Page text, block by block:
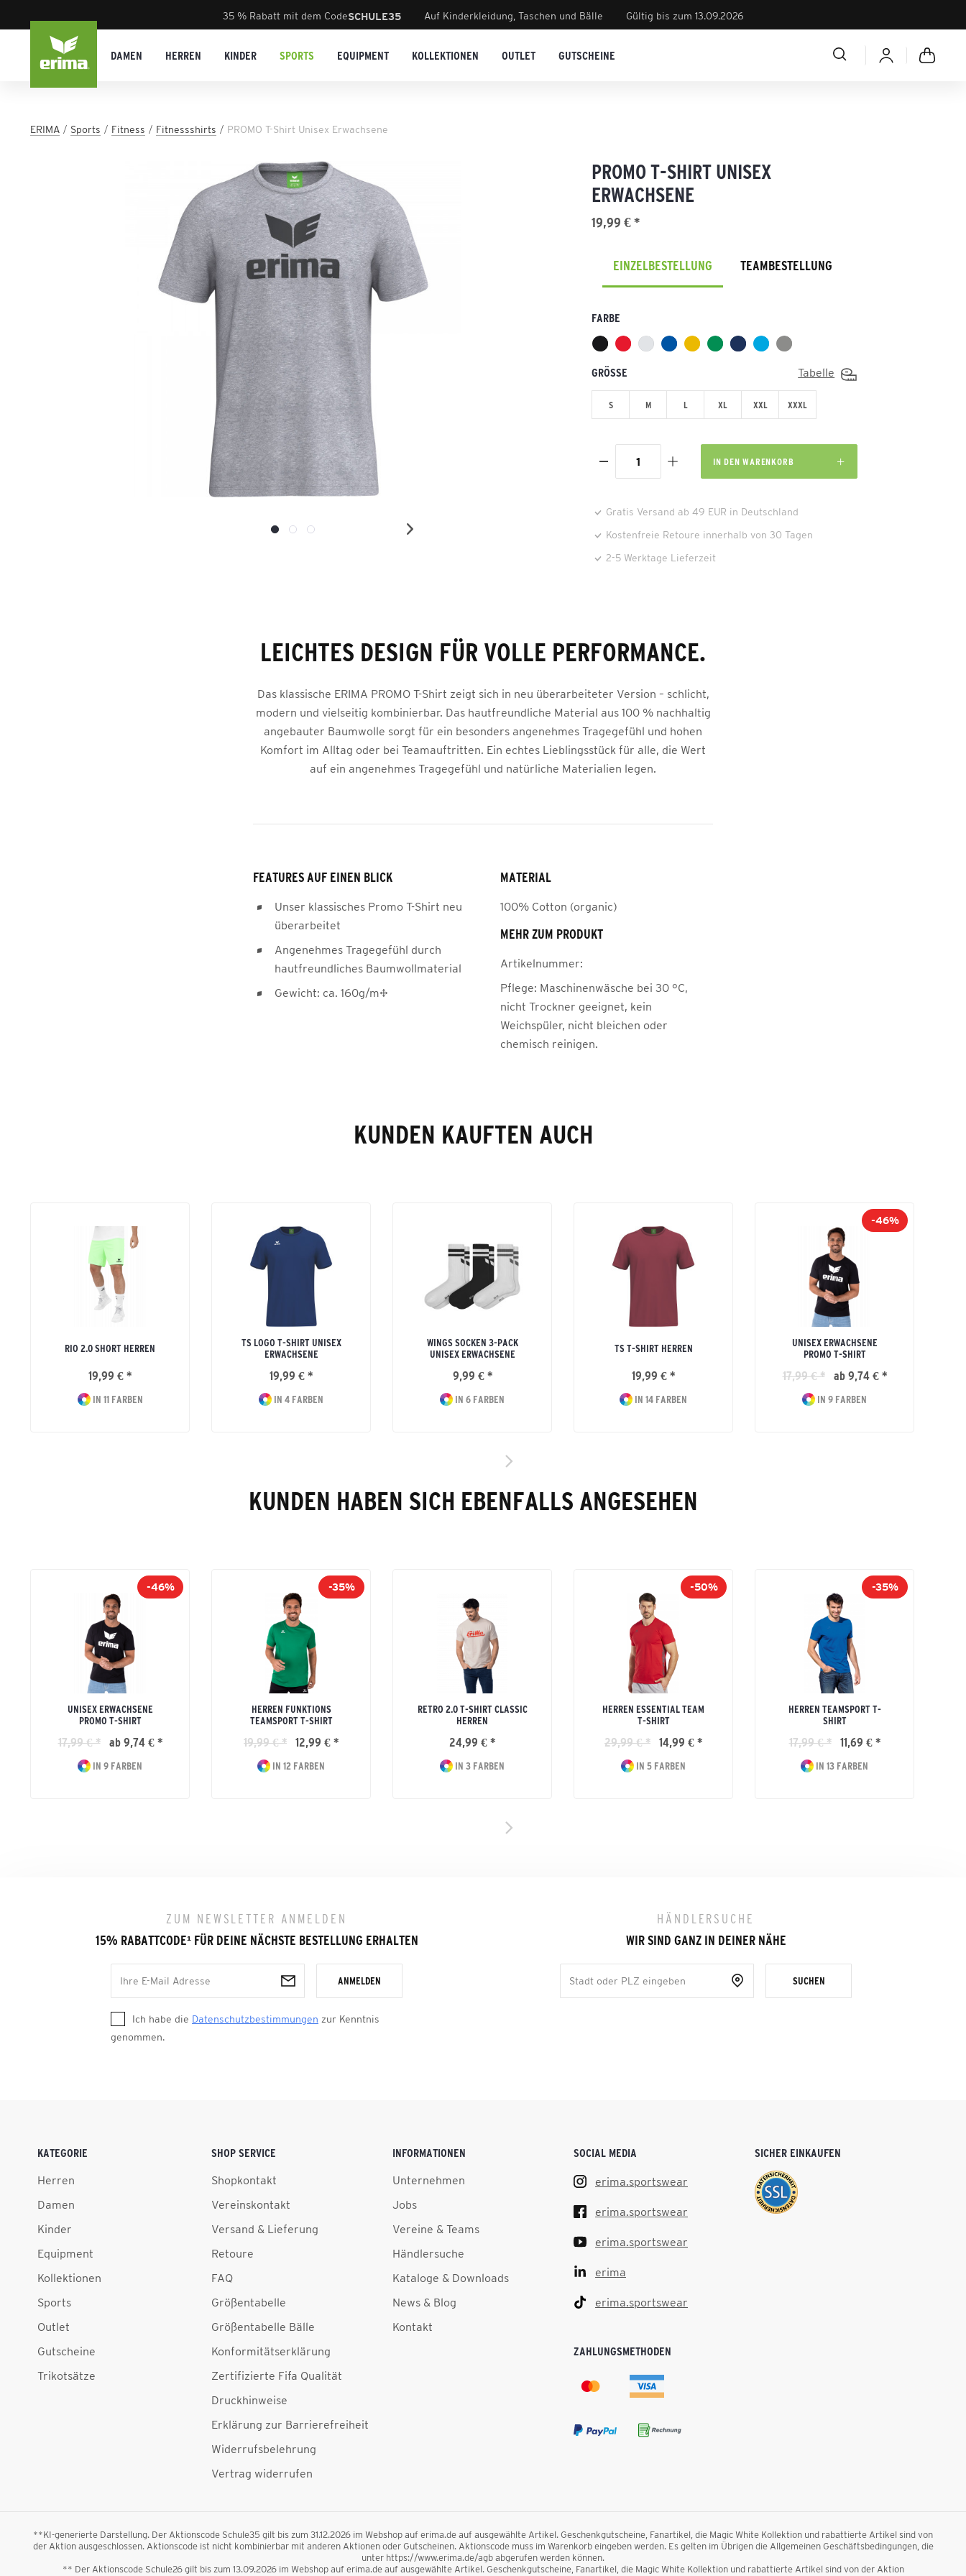
35 % Rabatt mit dem CodeSCHULE35 Auf Kinderkleidung, Taschen und Bälle Gültig bis zum 13.09.2026
DAMEN HERREN KINDER SPORTS EQUIPMENT KOLLEKTIONEN OUTLET GUTSCHEINE
ERIMA Sports Fitness Fitnessshirts PROMO T-Shirt Unisex Erwachsene
PROMO T-SHIRT UNISEX
ERWACHSENE
19,99 € *
EINZELBESTELLUNG TEAMBESTELLUNG
FARBE
GRÖSSE Tabelle
S M L XL XXL XXXL
IN DEN WARENKORB
Gratis Versand ab 49 EUR in Deutschland
Kostenfreie Retoure innerhalb von 30 Tagen
2-5 Werktage Lieferzeit
LEICHTES DESIGN FÜR VOLLE PERFORMANCE.
Das klassische ERIMA PROMO T-Shirt zeigt sich in neu überarbeiteter Version – schlicht,
modern und vielseitig kombinierbar. Das hautfreundliche Material aus 100 % nachhaltig
angebauter Baumwolle sorgt für ein besonders angenehmes Tragegefühl und hohen
Komfort im Alltag oder bei Teamauftritten. Ein echtes Lieblingsstück für alle, die Wert
auf ein angenehmes Tragegefühl und natürliche Materialien legen.
FEATURES AUF EINEN BLICK
Unser klassisches Promo T-Shirt neu
überarbeitet
Angenehmes Tragegefühl durch
hautfreundliches Baumwollmaterial
Gewicht: ca. 160g/m²
MATERIAL
100% Cotton (organic)
MEHR ZUM PRODUKT
Artikelnummer:
Pflege: Maschinenwäsche bei 30 °C,
nicht Trockner geeignet, kein
Weichspüler, nicht bleichen oder
chemisch reinigen.
KUNDEN KAUFTEN AUCH
RIO 2.0 SHORT HERREN
19,99 € *
IN 11 FARBEN
TS LOGO T-SHIRT UNISEX
ERWACHSENE
19,99 € *
IN 4 FARBEN
WINGS SOCKEN 3-PACK
UNISEX ERWACHSENE
9,99 € *
IN 6 FARBEN
TS T-SHIRT HERREN
19,99 € *
IN 14 FARBEN
-46%
UNISEX ERWACHSENE
PROMO T-SHIRT
17,99 € * ab 9,74 € *
IN 9 FARBEN
KUNDEN HABEN SICH EBENFALLS ANGESEHEN
-46%
UNISEX ERWACHSENE
PROMO T-SHIRT
17,99 € * ab 9,74 € *
IN 9 FARBEN
-35%
HERREN FUNKTIONS
TEAMSPORT T-SHIRT
19,99 € * 12,99 € *
IN 12 FARBEN
RETRO 2.0 T-SHIRT CLASSIC
HERREN
24,99 € *
IN 3 FARBEN
-50%
HERREN ESSENTIAL TEAM
T-SHIRT
29,99 € * 14,99 € *
IN 5 FARBEN
-35%
HERREN TEAMSPORT T-
SHIRT
17,99 € * 11,69 € *
IN 13 FARBEN
ZUM NEWSLETTER ANMELDEN
15% RABATTCODE¹FÜR DEINE NÄCHSTE BESTELLUNG ERHALTEN
ANMELDEN
Ich habe die Datenschutzbestimmungen zur Kenntnis
genommen.
HÄNDLERSUCHE
WIR SIND GANZ IN DEINER NÄHE
SUCHEN
KATEGORIE
Herren
Damen
Kinder
Equipment
Kollektionen
Sports
Outlet
Gutscheine
Trikotsätze
SHOP SERVICE
Shopkontakt
Vereinskontakt
Versand & Lieferung
Retoure
FAQ
Größentabelle
Größentabelle Bälle
Konformitätserklärung
Zertifizierte Fifa Qualität
Druckhinweise
Erklärung zur Barrierefreiheit
Widerrufsbelehrung
Vertrag widerrufen
INFORMATIONEN
Unternehmen
Jobs
Vereine & Teams
Händlersuche
Kataloge & Downloads
News & Blog
Kontakt
SOCIAL MEDIA
erima.sportswear
erima.sportswear
erima.sportswear
erima
erima.sportswear
ZAHLUNGSMETHODEN
SICHER EINKAUFEN
**KI-generierte Darstellung. Der Aktionscode Schule35 gilt bis zum 31.12.2026 im Webshop auf erima.de auf ausgewählte Artikel. Geschenkgutscheine, Fanartikel, die Magic White Kollektion und rabattierte Artikel sind von
der Aktion ausgeschlossen. Aktionscode ist nicht kombinierbar mit anderen Aktionen oder Gutscheinen. Aktionscode muss im Warenkorb eingeben werden. Es gelten im Übrigen die Allgemeinen Geschäftsbedingungen, die
unter https://www.erima.de/agb abgerufen werden können.
** Der Aktionscode Schule26 gilt bis zum 13.09.2026 im Webshop auf erima.de auf ausgewählte Artikel. Geschenkgutscheine, Fanartikel, die Magic White Kollektion und rabattierte Artikel sind von der Aktion